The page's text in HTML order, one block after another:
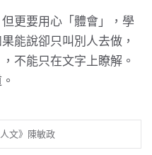
更要用心「體會」，學
能說卻只叫別人去做，
不能只在文字上瞭解。
文》陳敏政